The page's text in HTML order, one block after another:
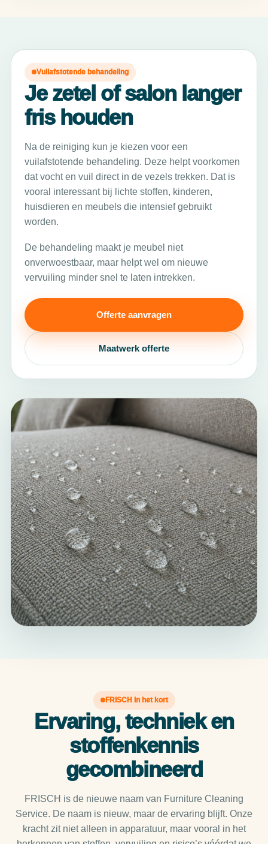
Vuilafstotende behandeling
Je zetel of salon langer
fris houden
Na de reiniging kun je kiezen voor een
vuilafstotende behandeling. Deze helpt voorkomen
dat vocht en vuil direct in de vezels trekken. Dat is
vooral interessant bij lichte stoffen, kinderen,
huisdieren en meubels die intensief gebruikt
worden.
De behandeling maakt je meubel niet
onverwoestbaar, maar helpt wel om nieuwe
vervuiling minder snel te laten intrekken.
Offerte aanvragen
Maatwerk offerte
FRISCH in het kort
Ervaring, techniek en
stoffenkennis
gecombineerd
FRISCH is de nieuwe naam van Furniture Cleaning
Service. De naam is nieuw, maar de ervaring blijft. Onze
kracht zit niet alleen in apparatuur, maar vooral in het